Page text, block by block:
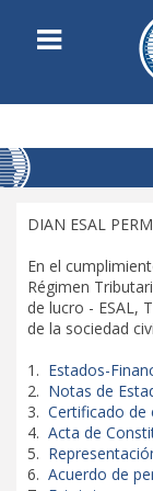
Estudiantes
Aula virtual
Bienestar
Programas
Aula de apoyo
UIB
Noticia
Contacto
Filosofía
Administrativos
Imagen
Gestión de
Registro
DIAN ESAL
En el
Régimen
de lucro - ESAL,
de la sociedad
1. Estados-
2. Notas de
3. Certificado de
4. Acta de
5.
6. Acuerdo de